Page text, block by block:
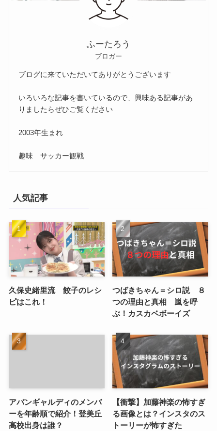
ふーたろう
ブロガー
ブログに来ていただいてありがとうございます
いろいろな記事を書いているので、興味ある記事があ
りましたらぜひご覧ください
2003年生まれ
趣味 サッカー観戦
人気記事
久保史緒里流 餃子のレシ
ピはこれ！
つばきちゃん＝シロ説 ８
つの理由と真相 嵐を呼
ぶ！カスカベボーイズ
アバンギャルディのメンバ
ーを年齢順で紹介！登美丘
高校出身は誰？
【衝撃】加藤神楽の怖すぎ
る画像とは？インスタのス
トーリーが怖すぎた